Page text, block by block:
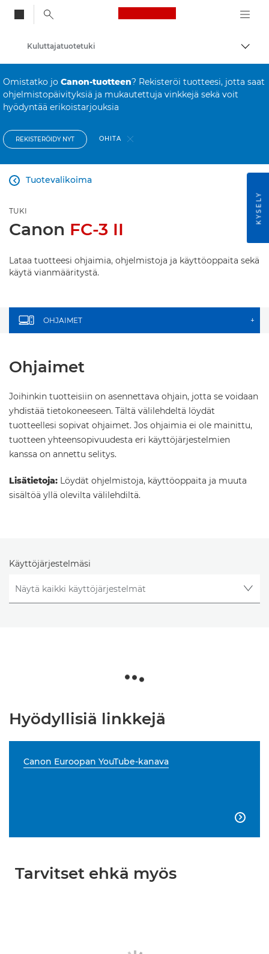
Canon Logo, back
Kuluttajatuotetuki
Omistatko jo Canon-tuotteen? Rekisteröi tuotteesi, jotta saat
ohjelmistopäivityksiä ja mukautettuja vinkkejä sekä voit
hyödyntää erikoistarjouksia
REKISTERÖIDY NYT OHITA
Tuotevalikoima

TUKI
Canon FC-3 II
Lataa tuotteesi ohjaimia, ohjelmistoja ja käyttöoppaita sekä
käytä vianmääritystä.
OHJAIMET +
Ohjaimet
Joihinkin tuotteisiin on asennettava ohjain, jotta se voidaan
yhdistää tietokoneeseen. Tältä välilehdeltä löydät
tuotteellesi sopivat ohjaimet. Jos ohjaimia ei ole mainittu,
tuotteen yhteensopivuudesta eri käyttöjärjestelmien
kanssa on annettu selitys.
Lisätietoja: Löydät ohjelmistoja, käyttöoppaita ja muuta
sisältöä yllä olevilta välilehdiltä.
Käyttöjärjestelmäsi
Hyödyllisiä linkkejä
Canon Euroopan YouTube-kanava

Tarvitset ehkä myös
KYSELY